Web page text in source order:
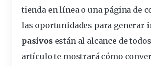
tiendaenlíneao una página de
las oportunidades para generar
pasivos están al alcance de
artículo te mostrará cómo